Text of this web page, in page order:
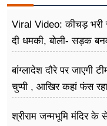
Viral Video: कीचड़ भरी
दी धमकी, बोली- सड़क
बांग्लादेश दौरे पर जाएगी
चुप्पी , आखिर कहां फंस
श्रीराम जन्मभूमि मंदिर के